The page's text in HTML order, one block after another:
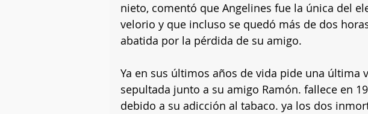
nieto, comentó que Angelines fue la única del
velorio y que incluso se quedó más de dos
abatida por la pérdida de su amigo.
Ya en sus últimos años de vida pide una última
sepultada junto a su amigo Ramón. fallece en
debido a su adicción al tabaco. ya los dos